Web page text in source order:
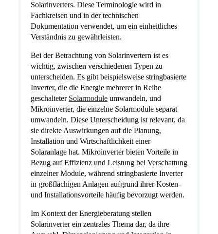
Solarinverters. Diese Terminologie wird in
Fachkreisen und in der technischen
Dokumentation verwendet, um ein einheitliches
Verständnis zu gewährleisten.
Bei der Betrachtung von Solarinvertern ist es
wichtig, zwischen verschiedenen Typen zu
unterscheiden. Es gibt beispielsweise stringbasierte
Inverter, die die Energie mehrerer in Reihe
geschalteter Solarmodule umwandeln, und
Mikroinverter, die einzelne Solarmodule separat
umwandeln. Diese Unterscheidung ist relevant, da
sie direkte Auswirkungen auf die Planung,
Installation und Wirtschaftlichkeit einer
Solaranlage hat. Mikroinverter bieten Vorteile in
Bezug auf Effizienz und Leistung bei Verschattung
einzelner Module, während stringbasierte Inverter
in großflächigen Anlagen aufgrund ihrer Kosten-
und Installationsvorteile häufig bevorzugt werden.
Im Kontext der Energieberatung stellen
Solarinverter ein zentrales Thema dar, da ihre